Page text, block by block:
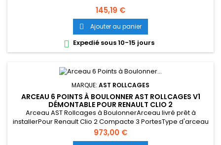
Prix
145,19 €
 Ajouter au panier
 Expedié sous 10-15 jours
MARQUE: AST ROLLCAGES
ARCEAU 6 POINTS À BOULONNER AST ROLLCAGES V1
DÉMONTABLE POUR RENAULT CLIO 2
Arceau AST Rollcages à BoulonnerArceau livré prêt à
installerPour Renault Clio 2 Compacte 3 PortesType d'arceau
: 6 points V1 démontableMatériau : acier E355Type
d'installation : à boulonnerCaractéristiques techniques
Prix
973,00 €